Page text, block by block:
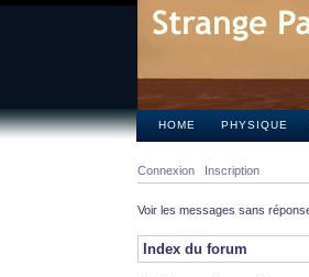
HOME PHYSIQUE
Connexion Inscription
Voir les messages sans
Index du forum